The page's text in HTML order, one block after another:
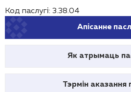
Код паслугі: 3.38.04
Апісанне
Як атрымаць
Тэрмін аказання